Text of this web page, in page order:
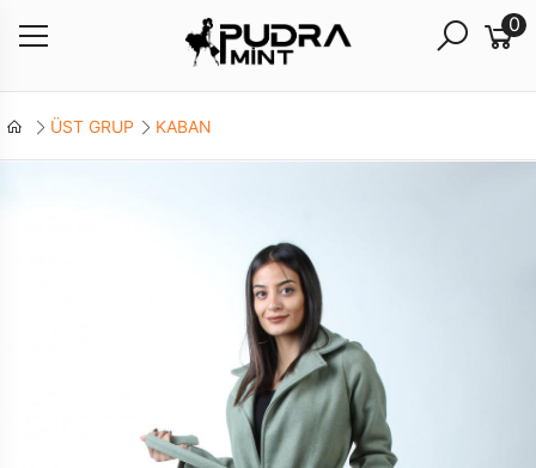
0
ÜST GRUP KABAN